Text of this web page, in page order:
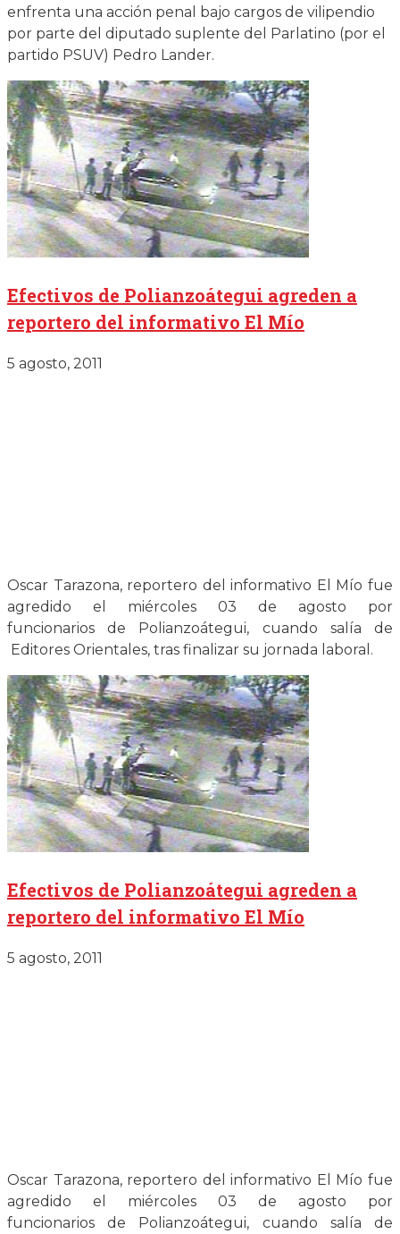
enfrenta una acción penal bajo cargos de vilipendio
por parte del diputado suplente del Parlatino (por el
partido PSUV) Pedro Lander.
Efectivos de Polianzoátegui agreden a
reportero del informativo El Mío
5 agosto, 2011
Oscar Tarazona, reportero del informativo El Mío fue
agredido el miércoles 03 de agosto por
funcionarios de Polianzoátegui, cuando salía de
Editores Orientales, tras finalizar su jornada laboral.
Efectivos de Polianzoátegui agreden a
reportero del informativo El Mío
5 agosto, 2011
Oscar Tarazona, reportero del informativo El Mío fue
agredido el miércoles 03 de agosto por
funcionarios de Polianzoátegui, cuando salía de